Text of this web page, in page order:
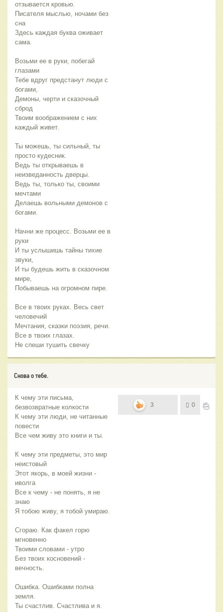
отзывается кровью.
Писателя мыслью, ночами без
сна
Здесь каждая буква оживает
сама.
Возьми ее в руки, побегай
глазами
Тебе вдруг предстанут люди с
богами,
Демоны, черти и сказочный
сброд
Твоим воображением с них
каждый живет.
Ты можешь, ты сильный, ты
просто кудесник.
Ведь ты открываешь в
неизведанность дверцы.
Ведь ты, только ты, своими
мечтами
Делаешь вольными демонов с
богами.
Начни же процесс. Возьми ее в
руки
И ты услышишь тайны тихие
звуки,
И ты будешь жить в сказочном
мире,
Побываешь на огромном пире.
Все в твоих руках. Весь свет
человечий
Мечтания, сказки поэзия, речи.
Все в твоих глазах.
Не спеши тушить свечку
Снова о тебе.
К чему эти письма,
безвозвратные колкости
К чему эти люди, не читанные
повести
Все чем живу это книги и ты.
К чему эти предметы, это мир
неистовый
Этот якорь, в моей жизни -
иволга
Все к чему - не понять, я не
знаю
Я тобою живу, я тобой умираю.
Сгораю. Как факел горю
мгновенно
Твоими словами - утро
Без твоих косновений -
вечность.
Ошибка. Ошибками полна
земля.
Ты счастлив. Счастлива и я.
3 0